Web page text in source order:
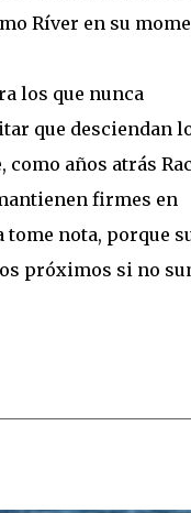
Ríver en su
los que nunca
que desciendan
años atrás
firmes en
nota, porque
próximos si no